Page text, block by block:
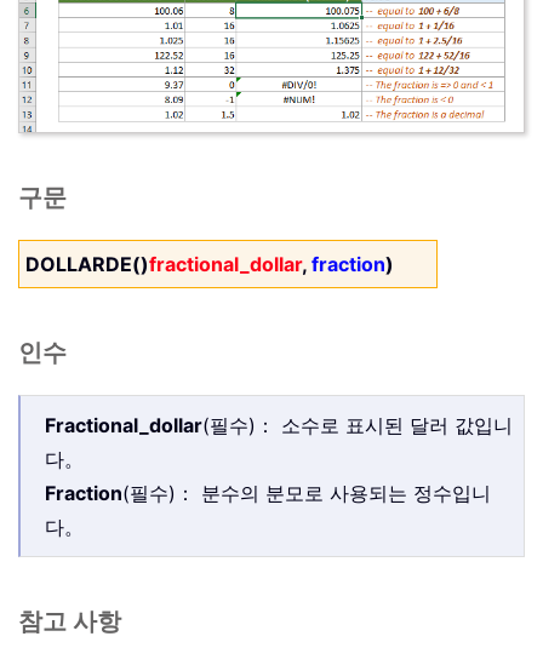
구문
DOLLARDE()fractional_dollar, fraction)
인수
Fractional_dollar(필수)： 소수로 표시된 달러 값입니
다。
Fraction(필수)： 분수의 분모로 사용되는 정수입니
다。
참고 사항